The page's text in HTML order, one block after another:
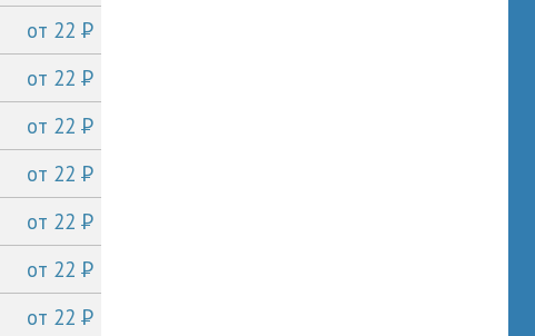
от 22P
от 22P
от 22P
от 22P
от 22P
от 22P
от 22P